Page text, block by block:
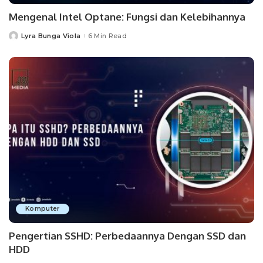
Mengenal Intel Optane: Fungsi dan Kelebihannya
PostedLyra Bunga Viola 6 Min Read
Komputer
Pengertian SSHD: Perbedaannya Dengan SSD dan
HDD